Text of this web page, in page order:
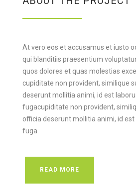
At vero eos et accusamus et iusto
qui blanditiis praesentium
quos dolores et quas molestias
cupiditate non provident, similique
deserunt mollitia animi, id est
fugacupiditate non provident,
officia deserunt mollitia animi, id
fuga.
READ MORE